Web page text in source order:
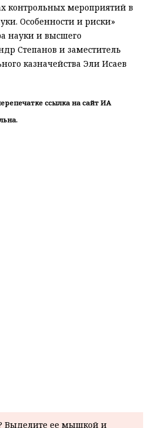
контрольных мероприятий в
Особенности и риски»
науки и высшего
Степанов и заместитель
казначейства Эли Исаев
ссылка на сайт ИА
Выделите ее мышкой и